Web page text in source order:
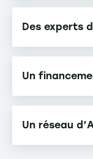
Des
compétences
reconnues.
Des experts
Nos
et
Un
Nos
sauront vous
Un réseau